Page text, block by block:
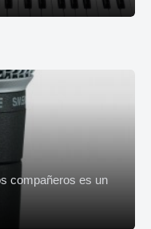
compañeros es un